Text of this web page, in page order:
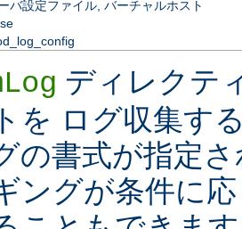
バ設定ファイル, バーチャルホスト
ディレクテ
を ログ収集す
の書式が指定
ングが条件に